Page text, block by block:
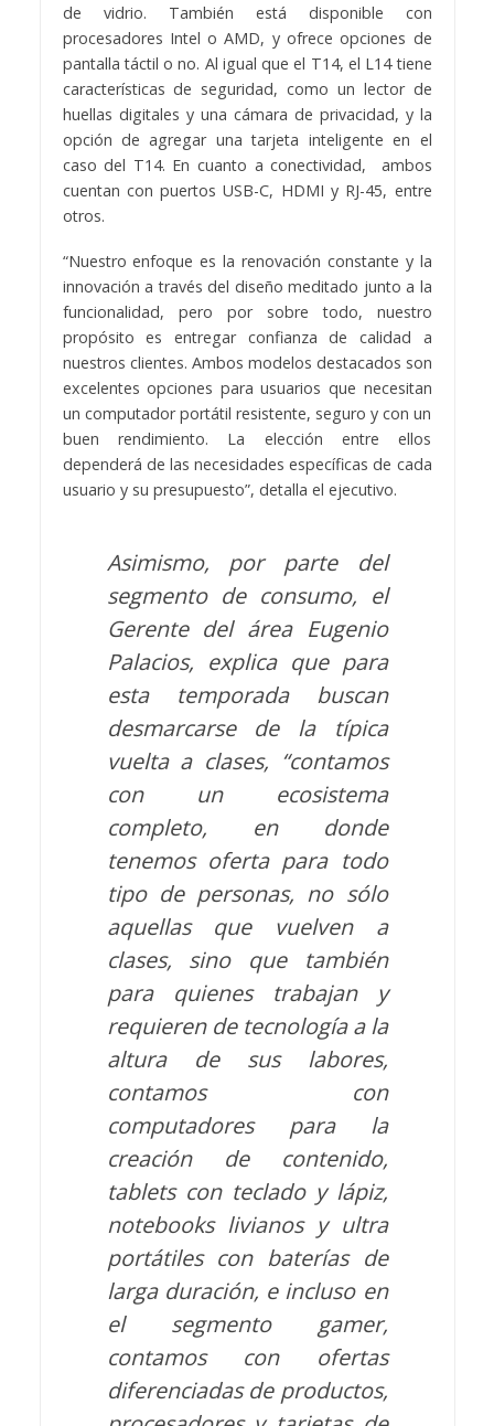
de vidrio. También está disponible con
procesadores Intel o AMD, y ofrece opciones de
pantalla táctil o no. Al igual que el T14, el L14 tiene
características de seguridad, como un lector de
huellas digitales y una cámara de privacidad, y la
opción de agregar una tarjeta inteligente en el
caso del T14. En cuanto a conectividad, ambos
cuentan con puertos USB-C, HDMI y RJ-45, entre
otros.
“Nuestro enfoque es la renovación constante y la
innovación a través del diseño meditado junto a la
funcionalidad, pero por sobre todo, nuestro
propósito es entregar confianza de calidad a
nuestros clientes. Ambos modelos destacados son
excelentes opciones para usuarios que necesitan
un computador portátil resistente, seguro y con un
buen rendimiento. La elección entre ellos
dependerá de las necesidades específicas de cada
usuario y su presupuesto”, detalla el ejecutivo.
Asimismo, por parte del
segmento de consumo, el
Gerente del área Eugenio
Palacios, explica que para
esta temporada buscan
desmarcarse de la típica
vuelta a clases, “contamos
con un ecosistema
completo, en donde
tenemos oferta para todo
tipo de personas, no sólo
aquellas que vuelven a
clases, sino que también
para quienes trabajan y
requieren de tecnología a la
altura de sus labores,
contamos con
computadores para la
creación de contenido,
tablets con teclado y lápiz,
notebooks livianos y ultra
portátiles con baterías de
larga duración, e incluso en
el segmento gamer,
contamos con ofertas
diferenciadas de productos,